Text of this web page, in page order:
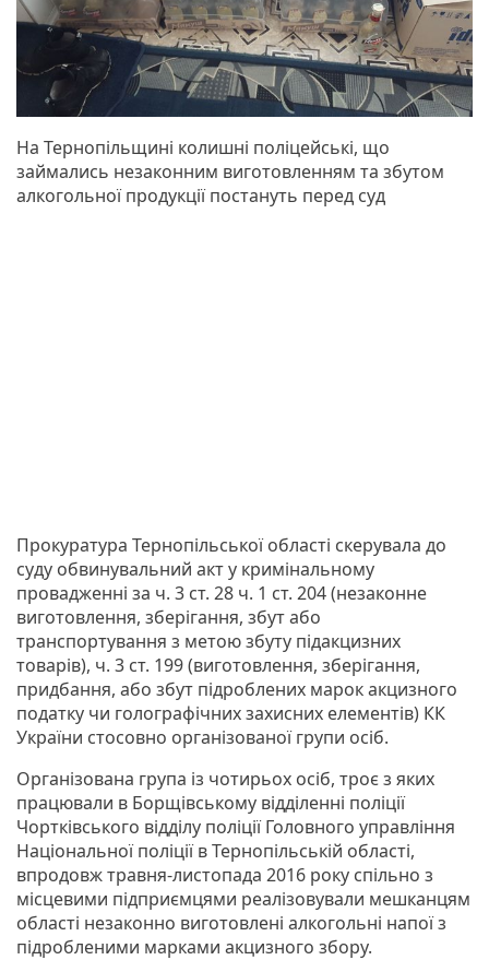
На Тернопільщині колишні поліцейські, що
займались незаконним виготовленням та збутом
алкогольної продукції постануть перед суд
Прокуратура Тернопільської області скерувала до
суду обвинувальний акт у кримінальному
провадженні за ч. 3 ст. 28 ч. 1 ст. 204 (незаконне
виготовлення, зберігання, збут або
транспортування з метою збуту підакцизних
товарів), ч. 3 ст. 199 (виготовлення, зберігання,
придбання, або збут підроблених марок акцизного
податку чи голографічних захисних елементів) КК
України стосовно організованої групи осіб.
Організована група із чотирьох осіб, троє з яких
працювали в Борщівському відділенні поліції
Чортківського відділу поліції Головного управління
Національної поліції в Тернопільській області,
впродовж травня-листопада 2016 року спільно з
місцевими підприємцями реалізовували мешканцям
області незаконно виготовлені алкогольні напої з
підробленими марками акцизного збору.